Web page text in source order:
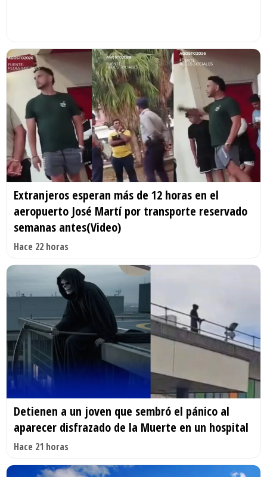
Extranjeros esperan más de 12 horas en el
aeropuerto José Martí por transporte reservado
semanas antes(Video)
Hace 22 horas
Detienen a un joven que sembró el pánico al
aparecer disfrazado de la Muerte en un hospital
Hace 21 horas